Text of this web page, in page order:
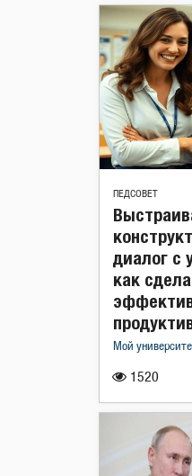
ПЕДСОВЕТ
1520
диалог с
как
Мой